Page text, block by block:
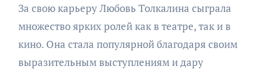
За свою карьеру Любовь Толкалина сыграла
множество ярких ролей как в театре, так и в
кино. Она стала популярной благодаря своим
выразительным выступлениям и дару